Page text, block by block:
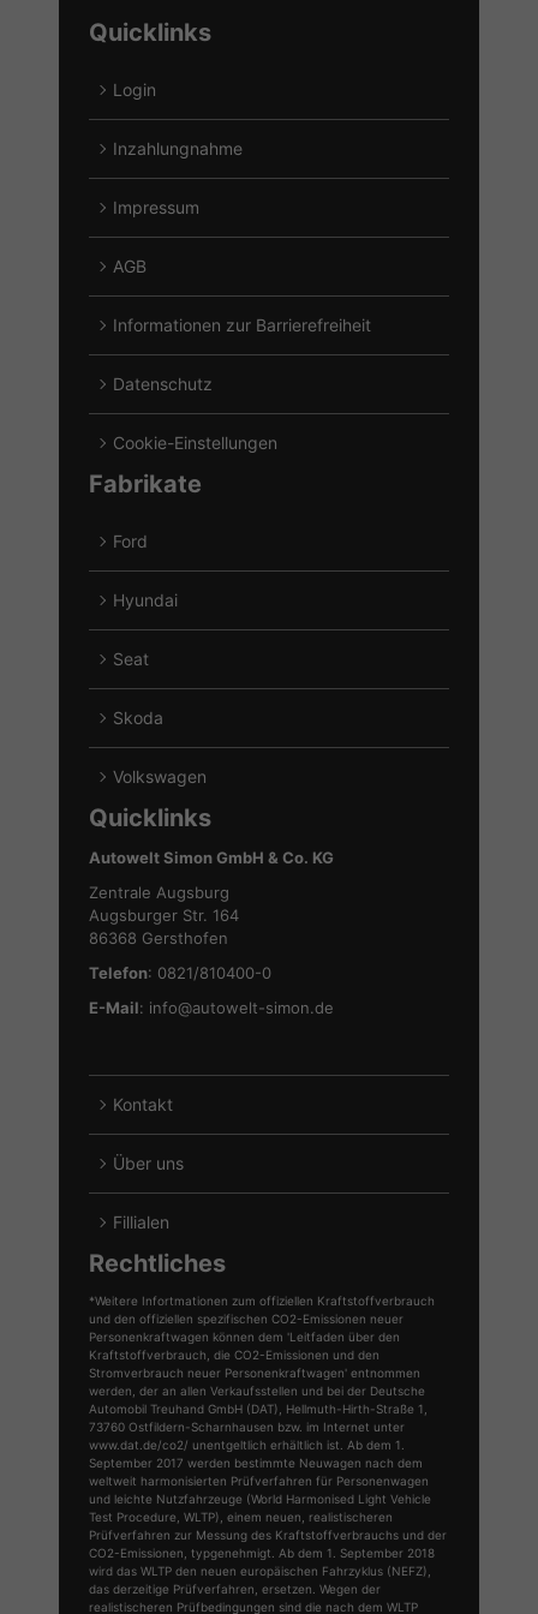
Romeo
Quicklinks
Login
Inzahlungnahme
Impressum
AGB
Informationen zur Barrierefreiheit
Datenschutz
Cookie-Einstellungen
Fabrikate
Ford
Alle
von
anzeigen
Hyundai
Alle
von
anzeigen
Seat
Alle
von
anzeigen
Skoda
Alle
von
Skoda
Volkswagen
Fahrzeuge
von
anzeigen
Quicklinks
Autowelt Simon GmbH & Co. KG
Zentrale Augsburg
Augsburger Str. 164
86368 Gersthofen
Telefon: 0821/810400-0
E-Mail: info@autowelt-simon.de
Kontakt
Über uns
Fillialen
Rechtliches
*Weitere Infortmationen zum offiziellen Kraftstoffverbrauch
und den offiziellen spezifischen CO2-Emissionen neuer
Personenkraftwagen können dem 'Leitfaden über den
Kraftstoffverbrauch, die CO2-Emissionen und den
Stromverbrauch neuer Personenkraftwagen' entnommen
werden, der an allen Verkaufsstellen und bei der Deutsche
Automobil Treuhand GmbH (DAT), Hellmuth-Hirth-Straße 1,
73760 Ostfildern-Scharnhausen bzw. im Internet unter
www.dat.de/co2/ unentgeltlich erhältlich ist. Ab dem 1.
September 2017 werden bestimmte Neuwagen nach dem
weltweit harmonisierten Prüfverfahren für Personenwagen
und leichte Nutzfahrzeuge (World Harmonised Light Vehicle
Test Procedure, WLTP), einem neuen, realistischeren
Prüfverfahren zur Messung des Kraftstoffverbrauchs und der
CO2-Emissionen, typgenehmigt. Ab dem 1. September 2018
wird das WLTP den neuen europäischen Fahrzyklus (NEFZ),
das derzeitige Prüfverfahren, ersetzen. Wegen der
realistischeren Prüfbedingungen sind die nach dem WLTP